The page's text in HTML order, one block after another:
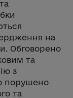
на
Обговорено
та
з
порушено
та